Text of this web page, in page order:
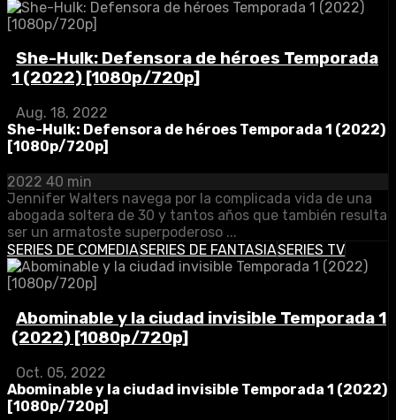
She-Hulk: Defensora de héroes Temporada
1 (2022) [1080p/720p]
Aug. 18, 2022
She-Hulk: Defensora de héroes Temporada 1 (2022)
[1080p/720p]
2022 40 min
Jennifer Walters navega por la complicada vida de una
abogada soltera de 30 y tantos años que también resulta
ser un armatoste superpoderoso ...
SERIES DE COMEDIASERIES DE FANTASIASERIES TV
Abominable y la ciudad invisible Temporada 1
(2022) [1080p/720p]
Oct. 05, 2022
Abominable y la ciudad invisible Temporada 1 (2022)
[1080p/720p]